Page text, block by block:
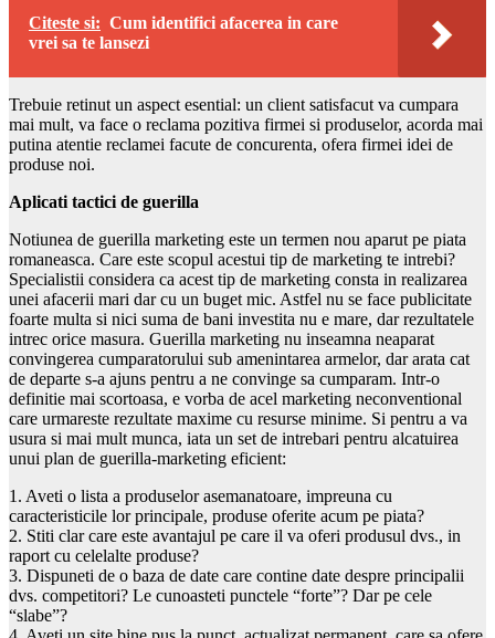
Citeste si: Cum identifici afacerea in care
vrei sa te lansezi
Trebuie retinut un aspect esential: un client satisfacut va cumpara
mai mult, va face o reclama pozitiva firmei si produselor, acorda mai
putina atentie reclamei facute de concurenta, ofera firmei idei de
produse noi.
Aplicati tactici de guerilla
Notiunea de guerilla marketing este un termen nou aparut pe piata
romaneasca. Care este scopul acestui tip de marketing te intrebi?
Specialistii considera ca acest tip de marketing consta in realizarea
unei afacerii mari dar cu un buget mic. Astfel nu se face publicitate
foarte multa si nici suma de bani investita nu e mare, dar rezultatele
intrec orice masura. Guerilla marketing nu inseamna neaparat
convingerea cumparatorului sub amenintarea armelor, dar arata cat
de departe s-a ajuns pentru a ne convinge sa cumparam. Intr-o
definitie mai scortoasa, e vorba de acel marketing neconventional
care urmareste rezultate maxime cu resurse minime. Si pentru a va
usura si mai mult munca, iata un set de intrebari pentru alcatuirea
unui plan de guerilla-marketing eficient:
1. Aveti o lista a produselor asemanatoare, impreuna cu
caracteristicile lor principale, produse oferite acum pe piata?
2. Stiti clar care este avantajul pe care il va oferi produsul dvs., in
raport cu celelalte produse?
3. Dispuneti de o baza de date care contine date despre principalii
dvs. competitori? Le cunoasteti punctele “forte”? Dar pe cele
“slabe”?